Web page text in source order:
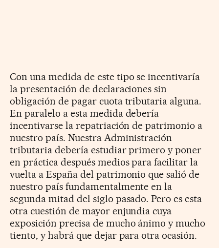
Con una medida de este tipo se incentivaría
la presentación de declaraciones sin
obligación de pagar cuota tributaria alguna.
En paralelo a esta medida debería
incentivarse la repatriación de patrimonio a
nuestro país. Nuestra Administración
tributaria debería estudiar primero y poner
en práctica después medios para facilitar la
vuelta a España del patrimonio que salió de
nuestro país fundamentalmente en la
segunda mitad del siglo pasado. Pero es esta
otra cuestión de mayor enjundia cuya
exposición precisa de mucho ánimo y mucho
tiento, y habrá que dejar para otra ocasión.